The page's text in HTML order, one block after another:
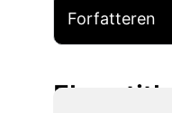
Forfatteren
Flere titler